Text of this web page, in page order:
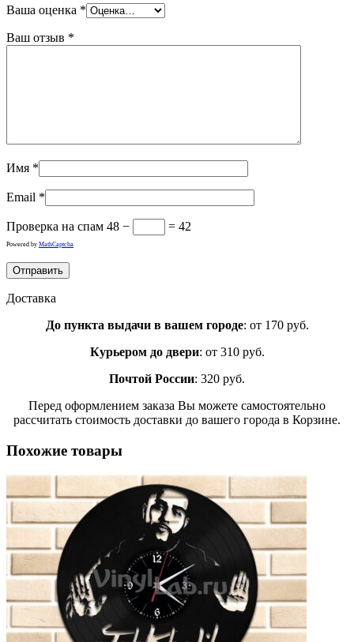
Ваша оценка *
Ваш отзыв *
Имя *
Email *
Проверка на спам 48 − = 42
Powered by MathCaptcha
Доставка
До пункта выдачи в вашем городе: от 170 руб.
Курьером до двери: от 310 руб.
Почтой России: 320 руб.
Перед оформлением заказа Вы можете самостоятельно
рассчитать стоимость доставки до вашего города в Корзине.
Похожие товары